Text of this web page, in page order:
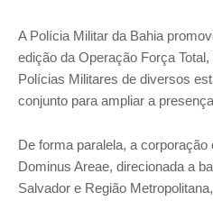
A Polícia Militar da Bahia
edição da Operação Força
Polícias Militares de diversos
conjunto para ampliar a
De forma paralela, a
Dominus Areae, direcionada a
Salvador e Região